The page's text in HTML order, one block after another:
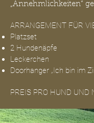
„Annehmlichkeiten“
ARRANGEMENT FÜR
Platzset
2 Hundenäpfe
Leckerchen
Doorhanger „Ich bin im
PREIS PRO HUND UND